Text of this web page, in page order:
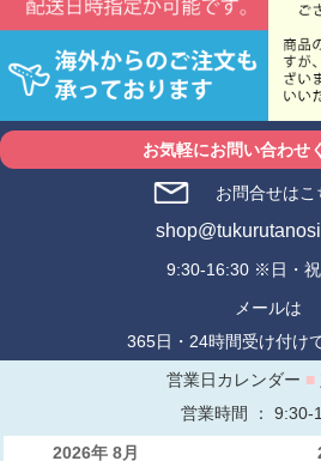
お気軽にお問い合わせ
お問合せはこ
9:30-16:30 ※日・
メールは
365日・24時間受け付け
営業日カレンダー ■
営業時間 ： 9:30-
2026年 8月